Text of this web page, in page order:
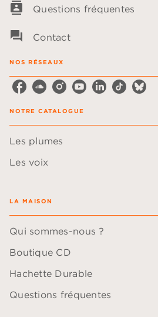
contacts Questions fréquentes
question_answer Contact
NOS RÉSEAUX
NOTRE CATALOGUE
Les plumes
Les voix
LA MAISON
Qui sommes-nous ?
Boutique CD
Hachette Durable
Questions fréquentes